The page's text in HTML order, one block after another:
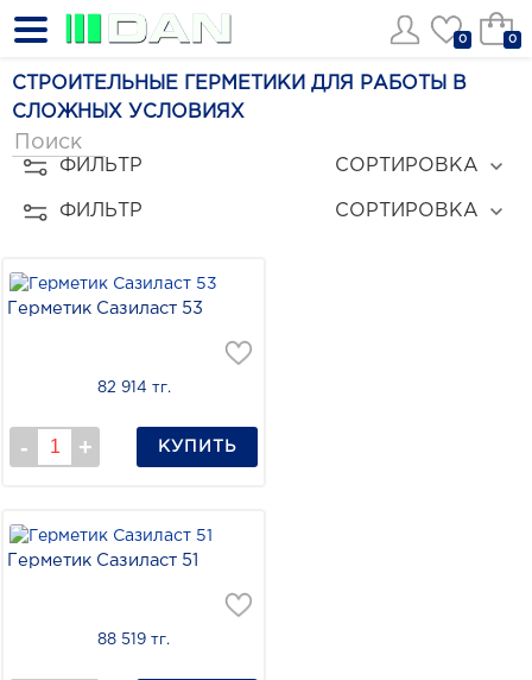
0 0
СТРОИТЕЛЬНЫЕ ГЕРМЕТИКИ ДЛЯ РАБОТЫ В
СЛОЖНЫХ УСЛОВИЯХ
ФИЛЬТР СОРТИРОВКА
ФИЛЬТР СОРТИРОВКА
Герметик Сазиласт 53
82 914 тг.
КУПИТЬ
Герметик Сазиласт 51
88 519 тг.